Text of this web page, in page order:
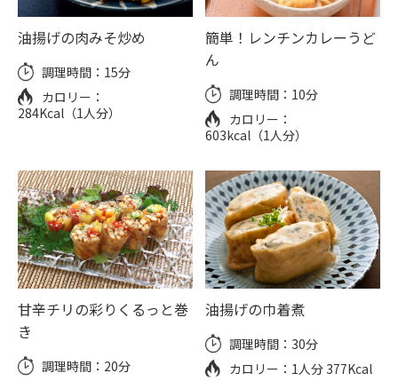
油揚げの肉みそ炒め
調理時間： 15分
カロリー：
284Kcal（1人分）
簡単！レンチンカレーうど
ん
調理時間： 10分
カロリー：
603kcal（1人分）
甘辛チリの彩りくるっと巻
き
調理時間： 20分
油揚げの巾着煮
調理時間： 30分
カロリー： 1人分 377Kcal